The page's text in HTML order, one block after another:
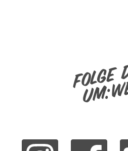
Folge